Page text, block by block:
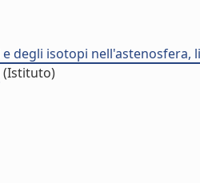
degli isotopi nell'astenosfera,
(Istituto)